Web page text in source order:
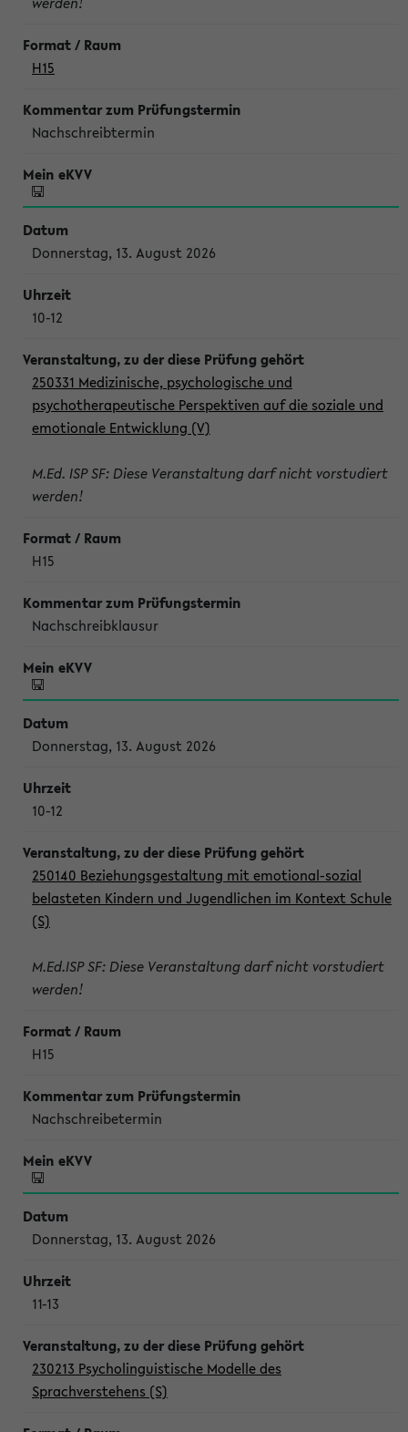
H15
Nachschreibtermin
Donnerstag, 13. August 2026
10-12
250331 Medizinische, psychologische und
psychotherapeutische Perspektiven auf die soziale und
emotionale Entwicklung (V)
M.Ed. ISP SF: Diese Veranstaltung darf nicht vorstudiert
werden!
H15
Nachschreibklausur
Donnerstag, 13. August 2026
10-12
250140 Beziehungsgestaltung mit emotional-sozial
belasteten Kindern und Jugendlichen im Kontext Schule
(S)
M.Ed.ISP SF: Diese Veranstaltung darf nicht vorstudiert
werden!
H15
Nachschreibetermin
Donnerstag, 13. August 2026
11-13
230213 Psycholinguistische Modelle des
Sprachverstehens (S)